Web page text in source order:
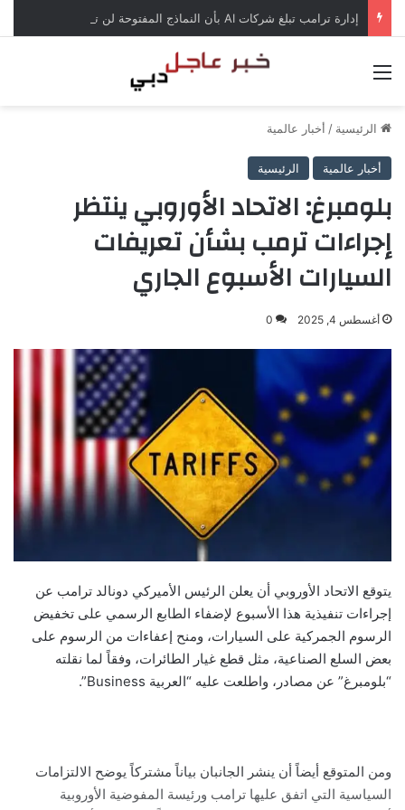
الرئيسية / أخبار عالمية
أخبار عالمية الرئيسية
بلومبرغ: الاتحاد الأوروبي ينتظر
إجراءات ترمب بشأن تعريفات
السيارات الأسبوع الجاري
أغسطس 4, 2025 0
يتوقع الاتحاد الأوروبي أن يعلن الرئيس الأميركي دونالد ترامب عن
إجراءات تنفيذية هذا الأسبوع لإضفاء الطابع الرسمي على تخفيض
الرسوم الجمركية على السيارات، ومنح إعفاءات من الرسوم على
بعض السلع الصناعية، مثل قطع غيار الطائرات، وفقاً لما نقلته
“بلومبرغ” عن مصادر، واطلعت عليه “العربية Business”.
ومن المتوقع أيضاً أن ينشر الجانبان بياناً مشتركاً يوضح الالتزامات
السياسية التي اتفق عليها ترامب ورئيسة المفوضية الأوروبية